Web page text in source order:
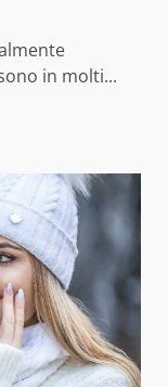
in molti...